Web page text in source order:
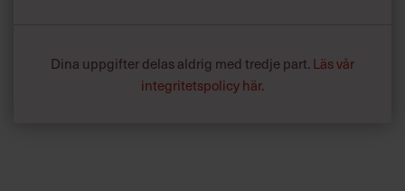
Dina uppgifter delas aldrig med tredje part. Läs vår
integritetspolicy här.